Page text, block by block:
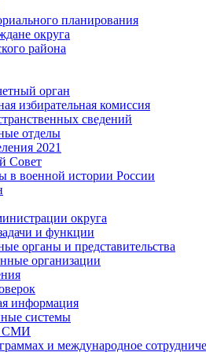
планирования
округа
района
орган
избирательная комиссия
сведений
отделы
2021
Совет
в военной истории России
округа
и функции
органы и представительства
организации
информация
системы
СМИ
и международное